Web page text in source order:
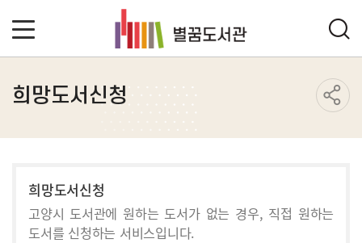
희망도서신청
희망도서신청
고양시 도서관에 원하는 도서가 없는 경우, 직접 원하는
도서를 신청하는 서비스입니다.